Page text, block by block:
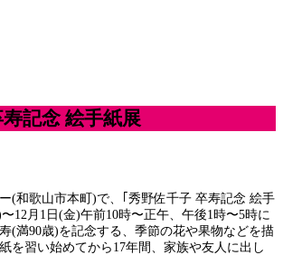
記念 絵手紙展
(和歌山市本町)で、｢秀野佐千子 卒寿記念 絵手
12月1日(金)午前10時〜正午、午後1時〜5時に
(満90歳)を記念する、季節の花や果物などを描
を習い始めてから17年間、家族や友人に出し